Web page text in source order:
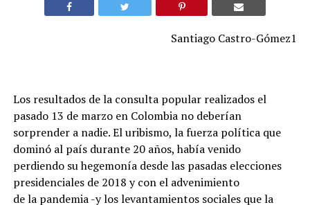
Santiago Castro-Gómez1
Los resultados de la consulta popular realizados el
pasado 13 de marzo en Colombia no deberían
sorprender a nadie. El uribismo, la fuerza política que
dominó al país durante 20 años, había venido
perdiendo su hegemonía desde las pasadas elecciones
presidenciales de 2018 y con el advenimiento
de la pandemia -y los levantamientos sociales que la